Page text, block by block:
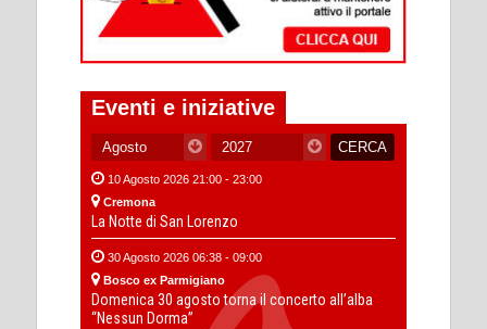
Eventi e iniziative
10 Agosto 2026 21:00 - 23:00
Cremona
La Notte di San Lorenzo
30 Agosto 2026 06:38 - 09:00
Bosco ex Parmigiano
Domenica 30 agosto torna il concerto all’alba
“Nessun Dorma”